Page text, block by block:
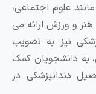
اجتماعی،
ارائه می
به تصویب
کمک
در